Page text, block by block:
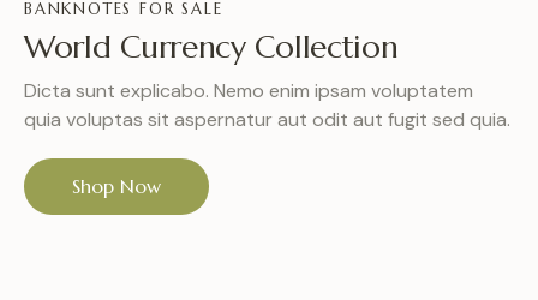
BANKNOTES FOR SALE
World Currency Collection
Dicta sunt explicabo. Nemo enim ipsam voluptatem
quia voluptas sit aspernatur aut odit aut fugit sed quia.
Shop Now